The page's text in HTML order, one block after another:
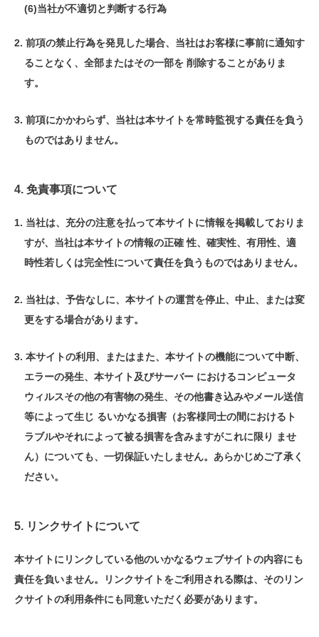
当社が不適切と判断する行為
前項の禁止行為を発見した場合、当社はお客様に事前に通知す
ることなく、全部またはその一部を 削除することがありま
す。
前項にかかわらず、当社は本サイトを常時監視する責任を負う
ものではありません。
4. 免責事項について
当社は、充分の注意を払って本サイトに情報を掲載しておりま
すが、当社は本サイトの情報の正確 性、確実性、有用性、適
時性若しくは完全性について責任を負うものではありません。
当社は、予告なしに、本サイトの運営を停止、中止、または変
更をする場合があります。
本サイトの利用、またはまた、本サイトの機能について中断、
エラーの発生、本サイト及びサーバー におけるコンピュータ
ウィルスその他の有害物の発生、その他書き込みやメール送信
等によって生じ るいかなる損害（お客様同士の間におけるト
ラブルやそれによって被る損害を含みますがこれに限り ませ
ん）についても、一切保証いたしません。あらかじめご了承く
ださい。
5. リンクサイトについて
本サイトにリンクしている他のいかなるウェブサイトの内容にも
責任を負いません。リンクサイトをご利用される際は、そのリン
クサイトの利用条件にも同意いただく必要があります。